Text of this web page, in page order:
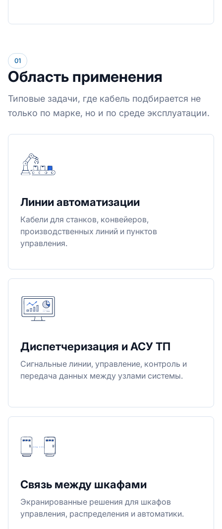
01
Область применения
Типовые задачи, где кабель подбирается не
только по марке, но и по среде эксплуатации.
Линии автоматизации
Кабели для станков, конвейеров,
производственных линий и пунктов
управления.
Диспетчеризация и АСУ ТП
Сигнальные линии, управление, контроль и
передача данных между узлами системы.
Связь между шкафами
Экранированные решения для шкафов
управления, распределения и автоматики.